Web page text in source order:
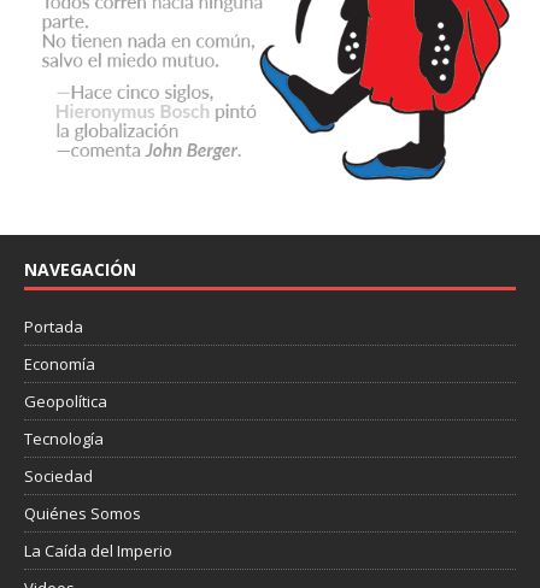
NAVEGACIÓN
Portada
Economía
Geopolítica
Tecnología
Sociedad
Quiénes Somos
La Caída del Imperio